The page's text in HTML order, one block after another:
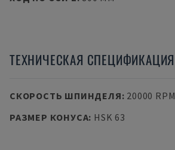
ТЕХНИЧЕСКАЯ СПЕЦИФИКАЦИЯ
СКОРОСТЬ ШПИНДЕЛЯ: 20000 RPM
РАЗМЕР КОНУСА: HSK 63